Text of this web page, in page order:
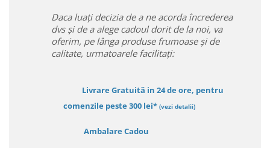
Daca luați decizia de a ne acorda încrederea
dvs și de a alege cadoul dorit de la noi, va
oferim, pe lânga produse frumoase și de
calitate, urmatoarele facilitați:
Livrare Gratuită in 24 de ore, pentru
comenzile peste 300 lei* (vezi detalii)
Ambalare Cadou